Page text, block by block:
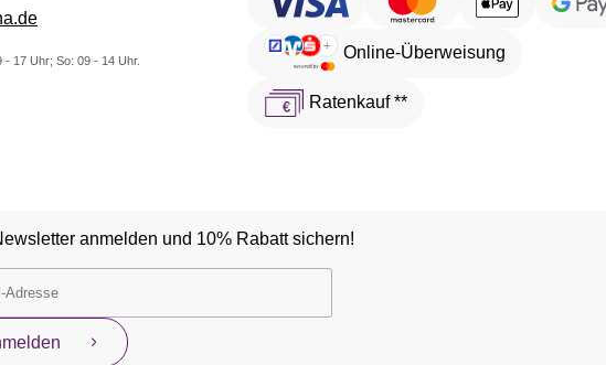
17 Uhr; So: 09 - 14 Uhr. Online-Überweisung
Ratenkauf **
anmelden und 10% Rabatt sichern!